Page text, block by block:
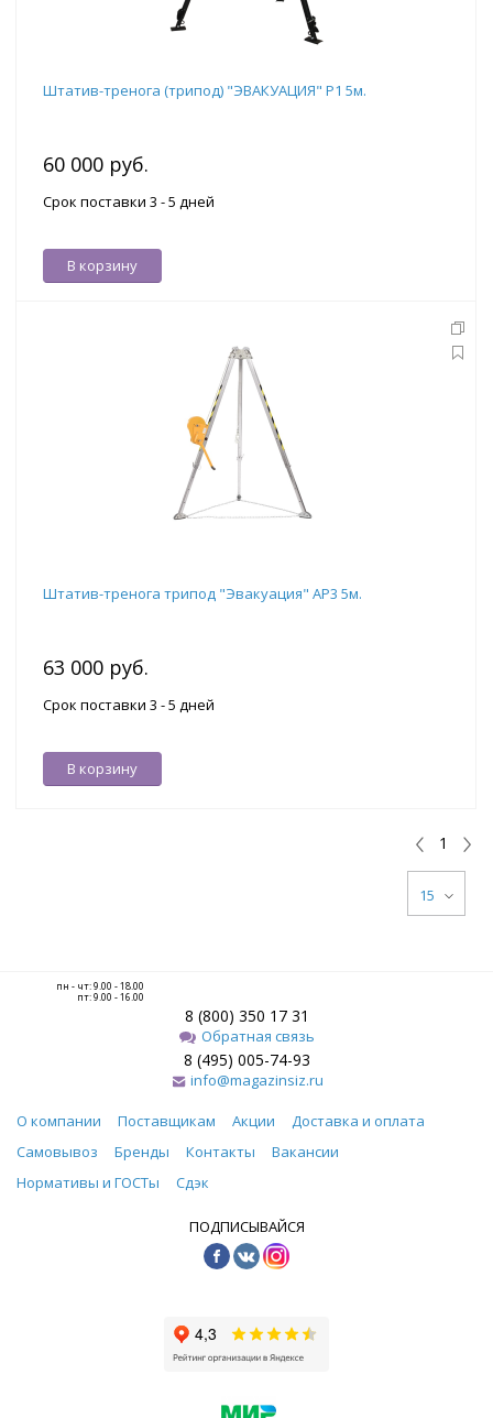
Штатив-тренога (трипод) "ЭВАКУАЦИЯ" Р1 5м.
60 000 руб.
Срок поставки 3 - 5 дней
В корзину
Штатив-тренога трипод "Эвакуация" АР3 5м.
63 000 руб.
Срок поставки 3 - 5 дней
В корзину
1
15
пн - чт: 9.00 - 18.00
пт: 9.00 - 16.00
8 (800) 350 17 31
Обратная связь
8 (495) 005-74-93
info@magazinsiz.ru
О компании Поставщикам Акции
Доставка и оплата
Самовывоз
Бренды Контакты
Вакансии
Нормативы и ГОСТы
Сдэк
ПОДПИСЫВАЙСЯ